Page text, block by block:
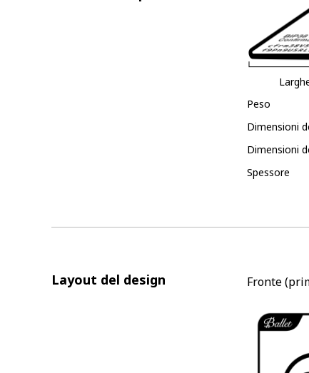
Peso
Dimensioni
Dimensioni
Spessore
Layout del design Fronte